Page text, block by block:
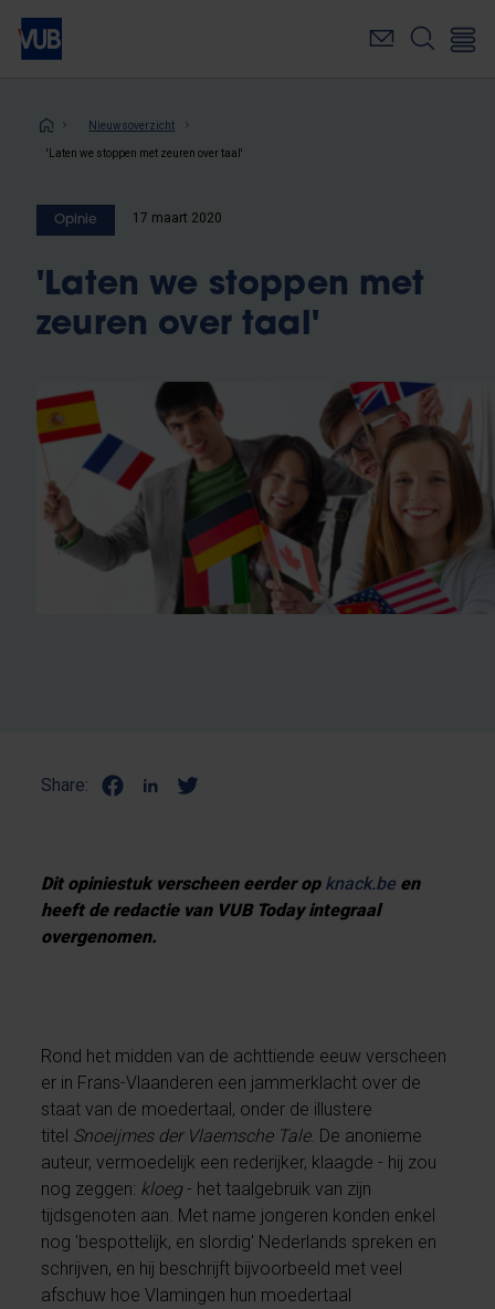
Overslaan
naar
inhoudKruimelpad
Nieuwsoverzicht
'Laten we stoppen met zeuren over taal'
Opinie 17 maart 2020
'Laten we stoppen met
zeuren over taal'
Share:
Dit opiniestuk verscheen eerder op knack.be en
heeft de redactie van VUB Today integraal
overgenomen.
Rond het midden van de achttiende eeuw verscheen
er in Frans-Vlaanderen een jammerklacht over de
staat van de moedertaal, onder de illustere
titel Snoeijmes der Vlaemsche Tale. De anonieme
auteur, vermoedelijk een rederijker, klaagde - hij zou
nog zeggen: kloeg- het taalgebruik van zijn
tijdsgenoten aan. Met name jongeren konden enkel
nog 'bespottelijk, en slordig' Nederlands spreken en
schrijven, en hij beschrijft bijvoorbeeld met veel
afschuw hoe Vlamingen hun moedertaal